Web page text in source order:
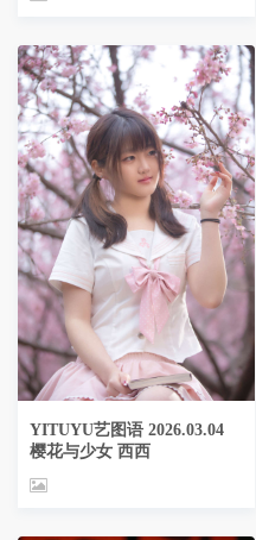
YITUYU艺图语 2026.03.04
樱花与少女 西西